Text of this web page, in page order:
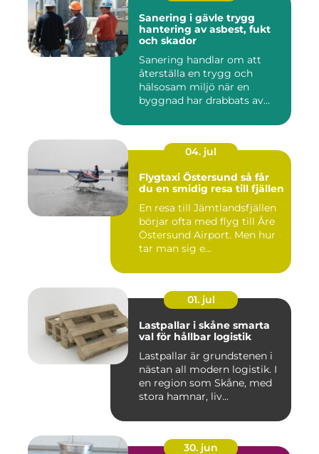
Sanering i gävle trygg
hantering av asbest, fukt
och skador
Sanering handlar om att
återställa en trygg och
hälsosam miljö när en
byggnad har drabbats av
04. jul
Flygtaxi Östersund så får
du en smidig resa till fjällen
En resa till Jämtlandsfjällen
börjar ofta med flyg till Åre
Östersund Airport. Men hur
tar man sig e...
01. jul
Lastpallar i skåne smarta
val för hållbar logistik
Lastpallar är grundstenen i
nästan all modern logistik. I
en region som Skåne, med
stora hamnar, liv...
30. jun